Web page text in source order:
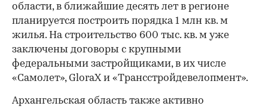
области, в ближайшие десять лет в регионе
планируется построить порядка 1 млн кв. м
жилья. На строительство 600 тыс. кв. м уже
заключены договоры с крупными
федеральными застройщиками, в их числе
«Самолет», GloraX и «Трансстройдевелопмент».
Архангельская область также активно